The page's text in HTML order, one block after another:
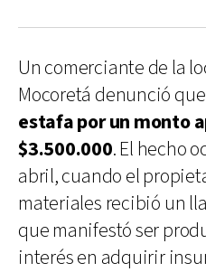
Un comerciante de la
Mocoretá denunció
estafa por un monto
$3.500.000. El hecho
abril, cuando el
materiales recibió un
que manifestó ser
interés en adquirir